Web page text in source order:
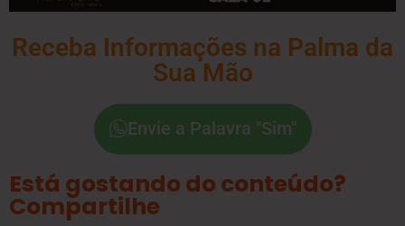
Receba Informações na Palma da
Sua Mão
Envie a Palavra "Sim"
Está gostando do conteúdo?
Compartilhe